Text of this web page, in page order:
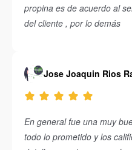
propina es de acuerdo al
del cliente , por lo demás
Jose Joaquin Rios
En general fue una muy
todo lo prometido y los